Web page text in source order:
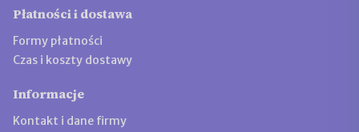
Płatności i dostawa
Formy płatności
Czas i koszty dostawy
Informacje
Kontakt i dane firmy